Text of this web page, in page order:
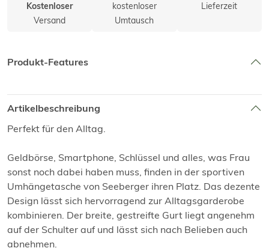
Kostenloser
Versand
kostenloser
Umtausch
Lieferzeit
Produkt-Features
Artikelbeschreibung
Perfekt für den Alltag.
Geldbörse, Smartphone, Schlüssel und alles, was Frau
sonst noch dabei haben muss, finden in der sportiven
Umhängetasche von Seeberger ihren Platz. Das dezente
Design lässt sich hervorragend zur Alltagsgarderobe
kombinieren. Der breite, gestreifte Gurt liegt angenehm
auf der Schulter auf und lässt sich nach Belieben auch
abnehmen.